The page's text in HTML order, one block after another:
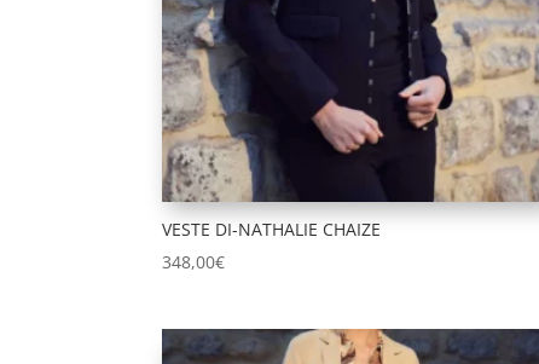
VESTE DI-NATHALIE CHAIZE
348,00€